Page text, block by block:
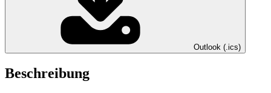
Outlook (.ics)
Beschreibung